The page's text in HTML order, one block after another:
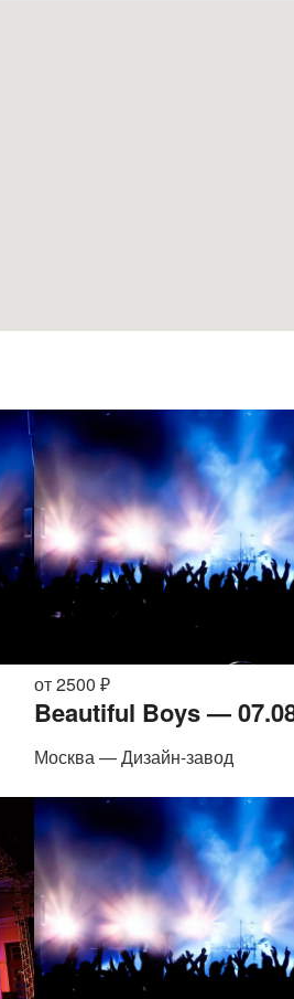
от 2500 ₽
Beautiful Boys —
Москва — Дизайн-завод